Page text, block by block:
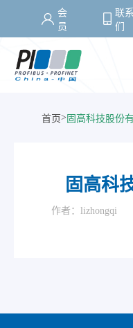
会
员
联
们
首页> 固高科技股份
固高科
作者：lizhongqi